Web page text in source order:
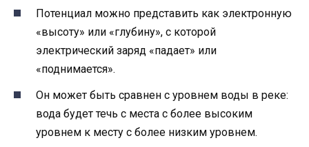
Потенциал можно представить как электронную
«высоту» или «глубину», с которой
электрический заряд «падает» или
«поднимается».
Он может быть сравнен с уровнем воды в реке:
вода будет течь с места с более высоким
уровнем к месту с более низким уровнем.